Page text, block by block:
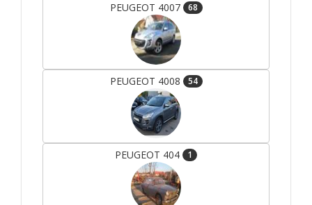
PEUGEOT 4007 68
PEUGEOT 4008 54
PEUGEOT 404 1